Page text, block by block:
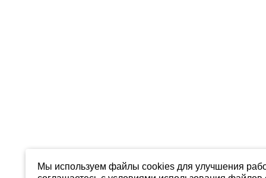
Мы используем файлы cookies для улучшения